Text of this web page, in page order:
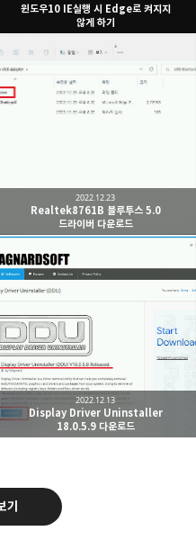
윈도우10 IE실행 시 Edge로 켜지지
않게 하기
Realtek8761B 블루투스 5.0
드라이버 다운로드
2022.12.23
Display Driver Uninstaller
18.0.5.9 다운로드
2022.12.13
기